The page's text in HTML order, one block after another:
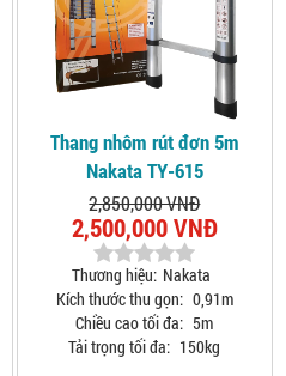
Thang nhôm rút đơn 5m
Nakata TY-615
2,850,000 VNĐ
2,500,000 VNĐ
Thương hiệu: Nakata
Kích thước thu gọn: 0,91m
Chiều cao tối đa: 5m
Tải trọng tối đa: 150kg